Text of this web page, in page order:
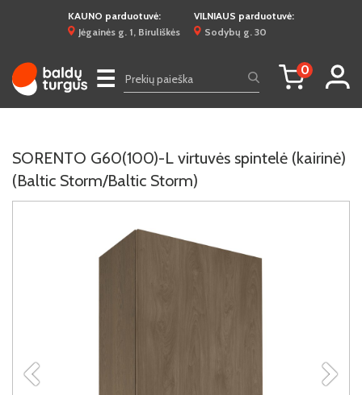
KAUNO parduotuvė:
Jėgainės g. 1, Biruliškės
VILNIAUS parduotuvė:
Sodybų g. 30
☰ 0
SORENTO G60(100)-L virtuvės spintelė (kairinė)
(Baltic Storm/Baltic Storm)